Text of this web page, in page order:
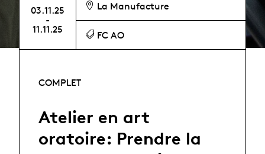
03.11.25
-
11.11.25
La Manufacture
FC AO
COMPLET
Atelier en art
oratoire: Prendre la